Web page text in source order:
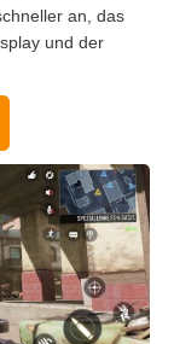
an, das
und der